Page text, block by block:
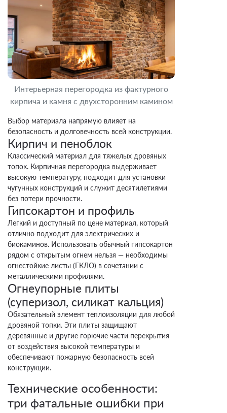
Интерьерная перегородка из фактурного
кирпича и камня с двухсторонним камином
Выбор материала напрямую влияет на
безопасность и долговечность всей конструкции.
Кирпич и пеноблок
Классический материал для тяжелых дровяных
топок. Кирпичная перегородка выдерживает
высокую температуру, подходит для установки
чугунных конструкций и служит десятилетиями
без потери прочности.
Гипсокартон и профиль
Легкий и доступный по цене материал, который
отлично подходит для электрических и
биокаминов. Использовать обычный гипсокартон
рядом с открытым огнем нельзя — необходимы
огнестойкие листы (ГКЛО) в сочетании с
металлическими профилями.
Огнеупорные плиты
(суперизол, силикат кальция)
Обязательный элемент теплоизоляции для любой
дровяной топки. Эти плиты защищают
деревянные и другие горючие части перекрытия
от воздействия высокой температуры и
обеспечивают пожарную безопасность всей
конструкции.
Технические особенности:
три фатальные ошибки при